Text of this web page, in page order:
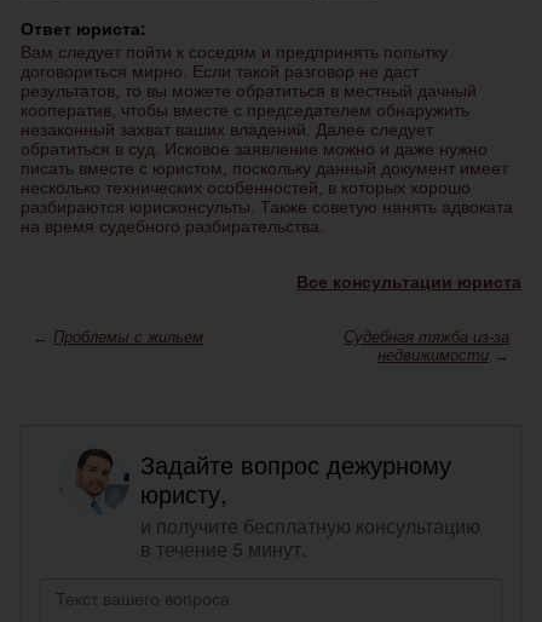
Ответ юриста:
Вам следует пойти к соседям и предпринять попытку
договориться мирно. Если такой разговор не даст
результатов, то вы можете обратиться в местный дачный
кооператив, чтобы вместе с председателем обнаружить
незаконный захват ваших владений. Далее следует
обратиться в суд. Исковое заявление можно и даже нужно
писать вместе с юристом, поскольку данный документ имеет
несколько технических особенностей, в которых хорошо
разбираются юрисконсульты. Также советую нанять адвоката
на время судебного разбирательства.
Все консультации юриста
← Проблемы с жильем
Судебная тяжба из-за
недвижимости →
Задайте вопрос дежурному
юристу,
и получите бесплатную консультацию
в течение 5 минут.